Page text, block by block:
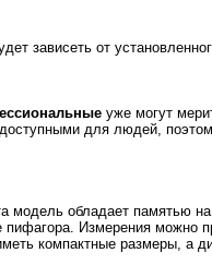
зависеть от
уже могут
для людей,
модель обладает памятью
Измерения можно
компактные размеры, а